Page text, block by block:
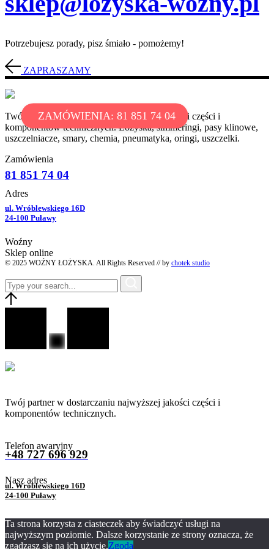
ZAMÓWIENIA: 81 851 74 04
Potrzebujesz porady, pisz śmiało - pomożemy!
ZAPRASZAMY
Twój partner w dostarczaniu najwyższej jakości części i
komponentów technicznych. Łożyska, simmeringi, pasy klinowe,
uszczelniacze, smary, chemia, pneumatyka, oringi, uszczelki.
Zamówienia
81 851 74 04
Adres
ul. Wróblewskiego 16D
24-100 Puławy
Woźny
Sklep online
© 2025 WOŹNY ŁOŻYSKA. All Rights Reserved // by chotek studio
Twój partner w dostarczaniu najwyższej jakości części i
komponentów technicznych.
Telefon awaryjny
+48 727 696 929
Nasz adres
ul. Wróblewskiego 16D
24-100 Puławy
Ta strona korzysta z ciasteczek aby świadczyć usługi na
najwyższym poziomie. Dalsze korzystanie ze strony oznacza, że
zgadzasz się na ich użycie.Zgoda